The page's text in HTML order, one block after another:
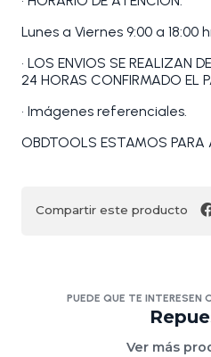
Lunes a Viernes 9:00 a 18:00
• LOS ENVIOS SE REALIZAN
24 HORAS CONFIRMADO EL
• Imágenes referenciales.
OBDTOOLS ESTAMOS PARA
Compartir este producto
PUEDE QUE TE INTERESEN
Ver más